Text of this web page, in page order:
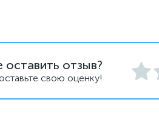
оставить отзыв?
свою оценку!